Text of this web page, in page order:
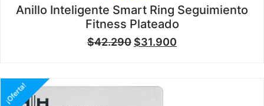
Valorado
en
0
de
5
Anillo Inteligente Smart Ring Seguimiento
Fitness Plateado
$42.290 $31.900
¡Oferta!